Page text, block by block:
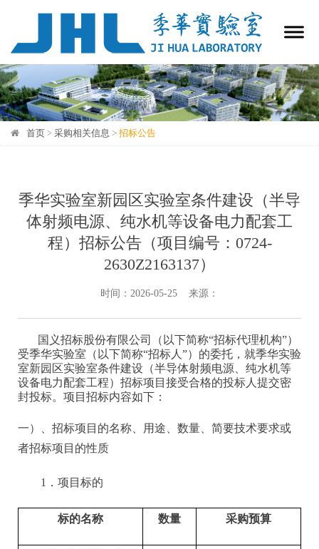
首页 > 采购相关信息 > 招标公告
季华实验室新园区实验室条件建设（半导
体射频电源、纯水机等设备电力配套工
程）招标公告（项目编号：0724-
2630Z2163137）
时间：2026-05-25 来源：
国义招标股份有限公司（以下简称“招标代理机构”）
受季华实验室 （以下简称“招标人”）的委托，就季华实验
室新园区实验室条件建设（半导体射频电源、纯水机等
设备电力配套工程） 招标项目接受合格的投标人提交密
封投标。项目招标内容如下：
一）、招标项目的名称、用途、数量、简要技术要求或
者招标项目的性质
1．项目标的
标的名称 数量 采购预算